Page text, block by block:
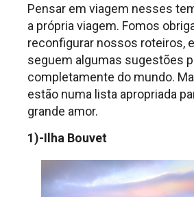
Pensar em viagem nesses
a própria viagem. Fomos
reconfigurar nossos roteiros,
seguem algumas sugestões
completamente do mundo.
estão numa lista apropriada
grande amor.
1)-Ilha Bouvet